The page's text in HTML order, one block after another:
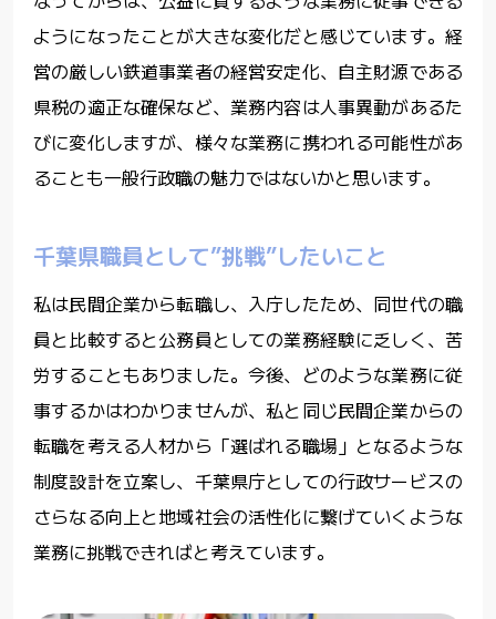
ようになったことが大きな変化だと感じています。経
営の厳しい鉄道事業者の経営安定化、自主財源である
県税の適正な確保など、業務内容は人事異動があるた
びに変化しますが、様々な業務に携われる可能性があ
ることも一般行政職の魅力ではないかと思います。
千葉県職員として”挑戦”したいこと
私は民間企業から転職し、入庁したため、同世代の職
員と比較すると公務員としての業務経験に乏しく、苦
労することもありました。今後、どのような業務に従
事するかはわかりませんが、私と同じ民間企業からの
転職を考える人材から「選ばれる職場」となるような
制度設計を立案し、千葉県庁としての行政サービスの
さらなる向上と地域社会の活性化に繋げていくような
業務に挑戦できればと考えています。